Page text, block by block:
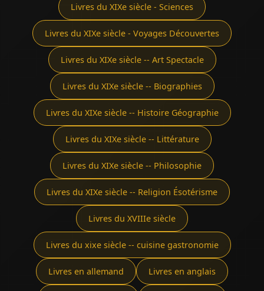
Livres du XIXe siècle - Sciences
Livres du XIXe siècle - Voyages Découvertes
Livres du XIXe siècle -- Art Spectacle
Livres du XIXe siècle -- Biographies
Livres du XIXe siècle -- Histoire Géographie
Livres du XIXe siècle -- Littérature
Livres du XIXe siècle -- Philosophie
Livres du XIXe siècle -- Religion Ésotérisme
Livres du XVIIIe siècle
Livres du xixe siècle -- cuisine gastronomie
Livres en allemand Livres en anglais